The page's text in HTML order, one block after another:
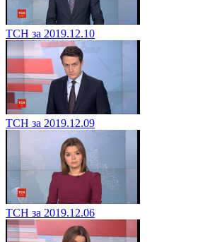
ТСН за 2019.12.10
ТСН за 2019.12.09
ТСН за 2019.12.06